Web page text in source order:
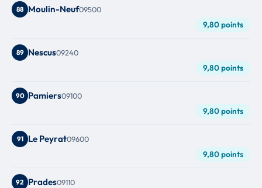
88 Moulin-Neuf09500
9,80 points
89 Nescus09240
9,80 points
90 Pamiers09100
9,80 points
91 Le Peyrat09600
9,80 points
92 Prades09110